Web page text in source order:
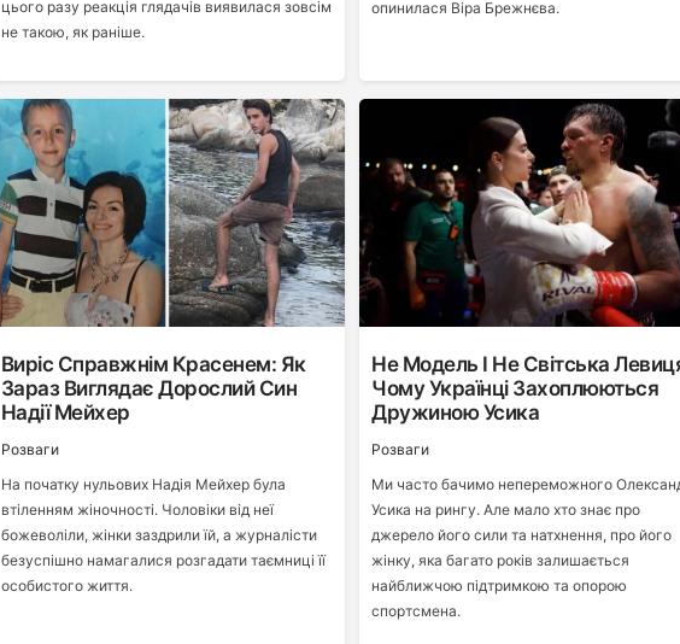
цього разу реакція глядачів виявилася зовсім
не такою, як раніше.
опинилася Віра Брежнєва.
Виріс Справжнім Красенем: Як
Зараз Виглядає Дорослий Син
Надії Мейхер
Розваги
На початку нульових Надія Мейхер була
втіленням жіночності. Чоловіки від неї
божеволіли, жінки заздрили їй, а журналісти
безуспішно намагалися розгадати таємниці її
особистого життя.
Не Модель І Не Світська
Чому Українці Захоплюються
Дружиною Усика
Розваги
Ми часто бачимо непереможного
Усика на рингу. Але мало хто знає про
джерело його сили та натхнення, про його
жінку, яка багато років залишається
найближчою підтримкою та опорою
спортсмена.